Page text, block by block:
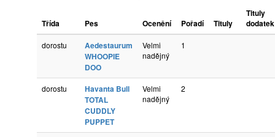
Třída Pes Ocenění Pořadí Tituly
Tituly
dodatek
dorostu
Aedestaurum
WHOOPIE
DOO
Velmi
nadějný
1
dorostu
Havanta Bull
TOTAL
CUDDLY
PUPPET
Velmi
nadějný
2